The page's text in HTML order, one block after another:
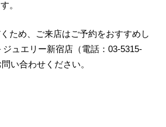
。
ため、ご来店はご予約をおすすめし
ュエリー新宿店（電話：03-5315-
い合わせください。